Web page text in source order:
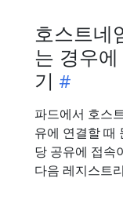
호스트네
는 경우
기
파드에서 호스
유에 연결할 때
당 공유에 접속
다음 레지스트